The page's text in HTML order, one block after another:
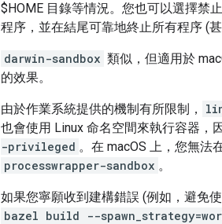
$HOME 目錄等情況。您也可以選擇禁
程序，並在結尾可靠地終止所有程序 (
darwin-sandbox 類似，但適用於
的效果。
由於作業系統提供的機制有所限制，
也會使用 Linux 命名空間來執行容器，
-privileged 。在 macOS 上，您無法
processwrapper-sandbox 。
如果您寧願收到建構錯誤 (例如，避免
bazel build --